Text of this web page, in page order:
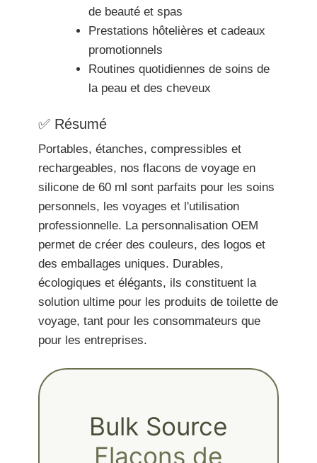
de beauté et spas
Prestations hôtelières et cadeaux
promotionnels
Routines quotidiennes de soins de
la peau et des cheveux
✅ Résumé
Portables, étanches, compressibles et
rechargeables, nos flacons de voyage en
silicone de 60 ml sont parfaits pour les soins
personnels, les voyages et l'utilisation
professionnelle. La personnalisation OEM
permet de créer des couleurs, des logos et
des emballages uniques. Durables,
écologiques et élégants, ils constituent la
solution ultime pour les produits de toilette de
voyage, tant pour les consommateurs que
pour les entreprises.
Bulk Source
Flacons de